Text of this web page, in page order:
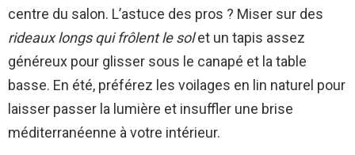
centre du salon. L’astuce des pros ? Miser sur des
rideaux longs qui frôlent le solet un tapis assez
généreux pour glisser sous le canapé et la table
basse. En été, préférez les voilages en lin naturel pour
laisser passer la lumière et insuffler une brise
méditerranéenne à votre intérieur.